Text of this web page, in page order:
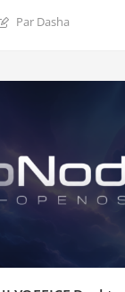
Par Dasha